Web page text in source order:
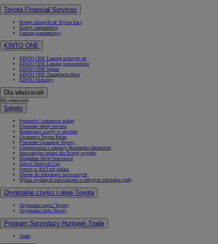
Toyota Financial Services
Kredyt niższych rat Toyota Easy
Kredyt standardowy
Leasing standardowy
KINTO ONE
KINTO ONE Leasing niższych rat
KINTO ONE Leasing konsumencki
KINTO ONE Najem
KINTO ONE Zarządzanie flotą
KINTO Mobility
Dla właścicieli
Dla właścicieli
Serwis
Promocje i sezonowe usługi
Pozostałe oferty serwisu
Rezerwacja wizyty w serwisie
Gwarancja Toyota Relax
Pozostałe Gwarancje Toyoty
Ubezpieczenia i naprawy blacharsko-lakiernicze
Innowacyjne usługi dla Twojej wygody
Bezpłatne Akcje Serwisowe
Serwis Dobrych Cen
Serwis w ASO się opłaca
Dostęp do informacji serwisowych
Wykaz wydanych zaświadczeń o odbytym szkoleniu (pdf)
Oryginalne części i oleje Toyota
Oryginalne części Toyoty
Oryginalne oleje Toyoty
Program Sprzedaży Hurtowej Trade
Trade